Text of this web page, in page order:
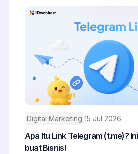
Digital Marketing 15 Jul 2026
Apa Itu Link Telegram (t.me)?
buat Bisnis!